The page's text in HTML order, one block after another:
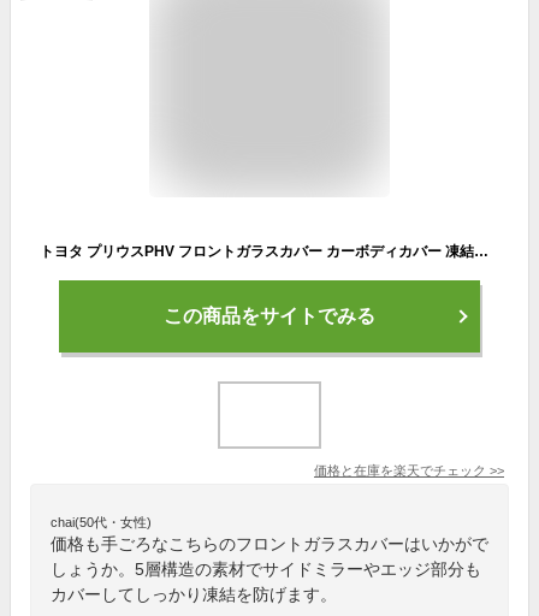
トヨタ プリウスPHV フロントガラスカバー カーボディカバー 凍結防止カバー サンシェード 日焼け 厚手 防雨 落ち葉 霜よけ 結晶 ienobenrikan ienobenrikan
この商品をサイトでみる
価格と在庫を楽天でチェック >>
chai(50代・女性)
価格も手ごろなこちらのフロントガラスカバーはいかがで
しょうか。5層構造の素材でサイドミラーやエッジ部分も
カバーしてしっかり凍結を防げます。